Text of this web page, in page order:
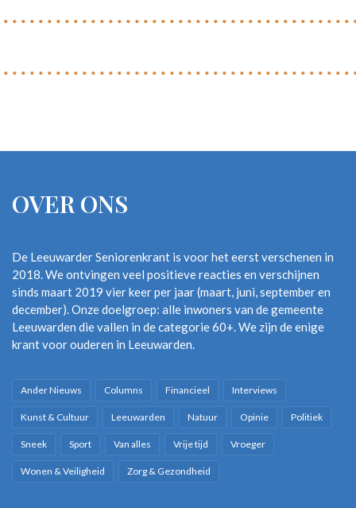
LEEUWARDEN
fabrieksfrikandellen.
WAAROM TROMP’S
AUTOMATIEK
UITEINDELIJK STOPTE
omzetdaling door de nieuwbouw van De Harmonie
plannen voor een verkeersluw Ruiterskwartier
concurrentie van zaken met goedkope fabrieksproducten
OVER ONS
De Leeuwarder Seniorenkrant is voor het eerst verschenen in
2018. We ontvingen veel positieve reacties en verschijnen
sinds maart 2019 vier keer per jaar (maart, juni, september en
december). Onze doelgroep: alle inwoners van de gemeente
Leeuwarden die vallen in de categorie 60+. We zijn de enige
krant voor ouderen in Leeuwarden.
Ander Nieuws Columns Financieel Interviews
Kunst & Cultuur Leeuwarden Natuur Opinie Politiek
Sneek Sport Van alles Vrije tijd Vroeger
Wonen & Veiligheid Zorg & Gezondheid